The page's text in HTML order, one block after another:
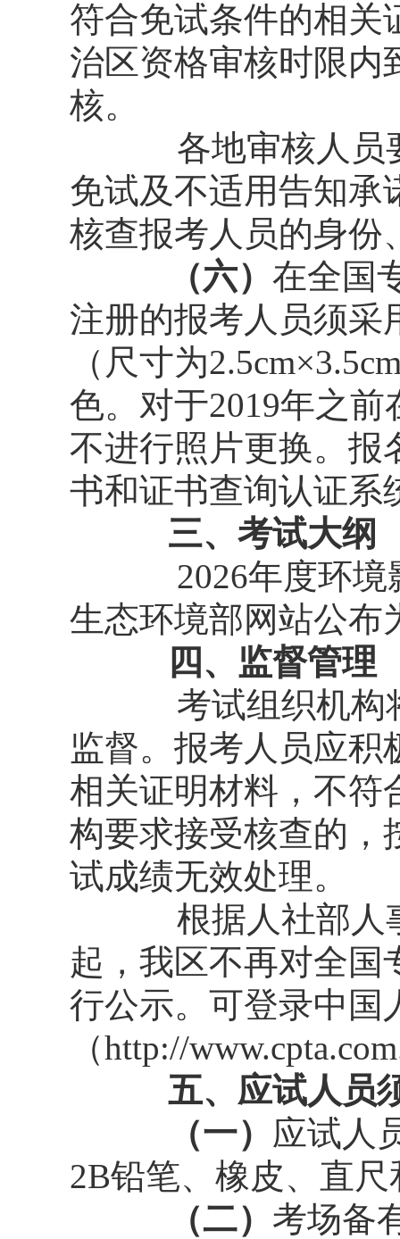
符合免试条件的相关
治区资格审核时限内
核。
各地审核人员
免试及不适用告知承
核查报考人员的身份
（六） 在全国
注册的报考人员须采
（尺寸为
色。对于2019年之
不进行照片更换。报
书和证书查询认证系
三、考试大纲
2026年度环
生态环境部网站公布
四、监督管理
考试组织机构
监督。报考人员应积
相关证明材料，不符
构要求接受核查的，
试成绩无效处理。
根据人社部人
起，我区不再对全国
行公示。可登录中国
（http://
五、应试人员
（一） 应试人
2B铅笔、橡皮、直
（二） 考场备